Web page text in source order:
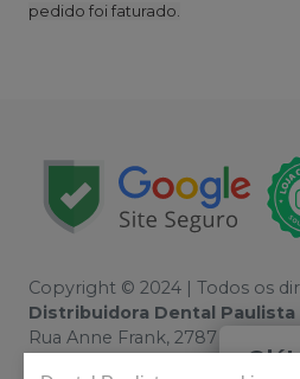
pedido foi faturado.
Copyright © 2024 | Todos os
Distribuidora Dental Paulista
Rua Anne Frank, 2787 -